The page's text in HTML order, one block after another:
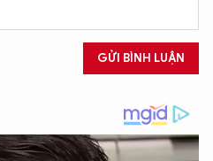
GỬI BÌNH LUẬN